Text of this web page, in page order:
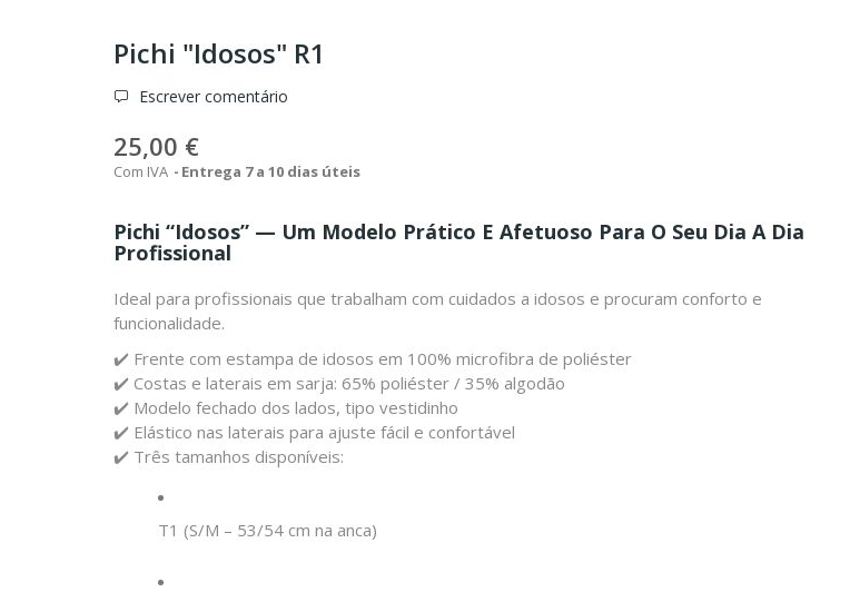
Pichi "Idosos" R1
Escrever comentário
25,00 €
Com IVA Entrega 7 a 10 dias úteis
Pichi “Idosos” — Um Modelo Prático E Afetuoso Para O Seu Dia A Dia
Profissional
Ideal para profissionais que trabalham com cuidados a idosos e procuram conforto e
funcionalidade.
✔️ Frente com estampa de idosos em 100% microfibra de poliéster
✔️ Costas e laterais em sarja: 65% poliéster / 35% algodão
✔️ Modelo fechado dos lados, tipo vestidinho
✔️ Elástico nas laterais para ajuste fácil e confortável
✔️ Três tamanhos disponíveis:
T1 (S/M – 53/54 cm na anca)